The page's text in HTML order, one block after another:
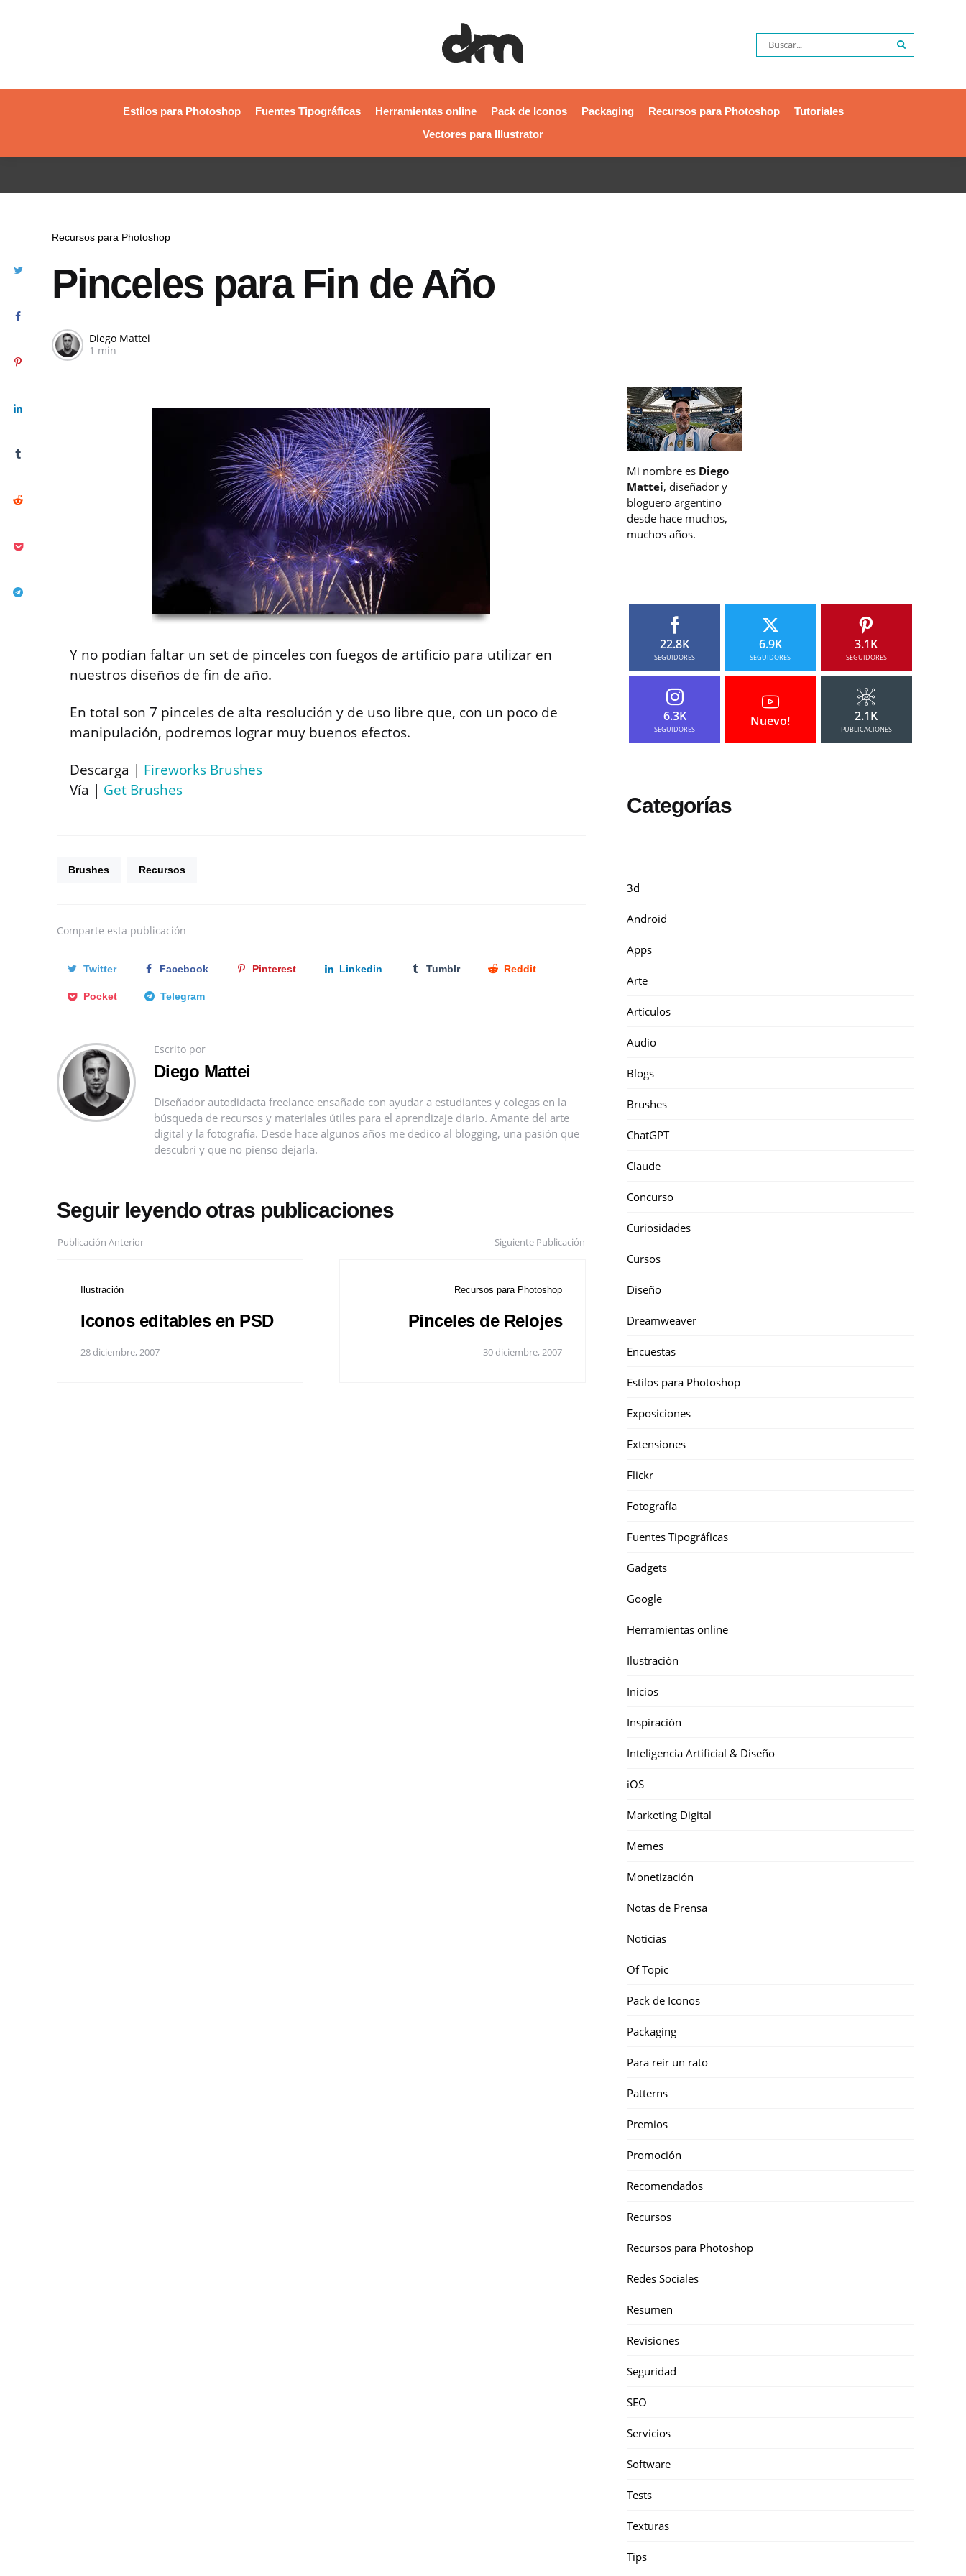
Estilos para Photoshop Fuentes Tipográficas Herramientas online Pack de Iconos Packaging Recursos para Photoshop
Tutoriales
Vectores para Illustrator
Recursos para Photoshop
Pinceles para Fin de Año
Diego Mattei
1 min
Y no podían faltar un set de pinceles con fuegos de artificio para utilizar en
nuestros diseños de fin de año.
En total son 7 pinceles de alta resolución y de uso libre que, con un poco de
manipulación, podremos lograr muy buenos efectos.
Descarga | Fireworks Brushes
Vía | Get Brushes
Brushes Recursos
Comparte esta publicación
Twitter Facebook Pinterest Linkedin Tumblr Reddit
Pocket Telegram
Escrito por
Diego Mattei
Diseñador autodidacta freelance ensañado con ayudar a estudiantes y colegas en la
búsqueda de recursos y materiales útiles para el aprendizaje diario. Amante del arte
digital y la fotografía. Desde hace algunos años me dedico al blogging, una pasión que
descubrí y que no pienso dejarla.
Seguir leyendo otras publicaciones
Publicación Anterior
Ilustración
Iconos editables en PSD
28 diciembre, 2007
Siguiente Publicación
Recursos para Photoshop
Pinceles de Relojes
30 diciembre, 2007
Mi nombre es Diego
Mattei, diseñador y
bloguero argentino
desde hace muchos,
muchos años.
22.8K
SEGUIDORES
6.9K
SEGUIDORES
3.1K
SEGUIDORES
6.3K
SEGUIDORES
Nuevo! 2.1K
PUBLICACIONES
Categorías
3d
Android
Apps
Arte
Artículos
Audio
Blogs
Brushes
ChatGPT
Claude
Concurso
Curiosidades
Cursos
Diseño
Dreamweaver
Encuestas
Estilos para Photoshop
Exposiciones
Extensiones
Flickr
Fotografía
Fuentes Tipográficas
Gadgets
Google
Herramientas online
Ilustración
Inicios
Inspiración
Inteligencia Artificial & Diseño
iOS
Marketing Digital
Memes
Monetización
Notas de Prensa
Noticias
Of Topic
Pack de Iconos
Packaging
Para reir un rato
Patterns
Premios
Promoción
Recomendados
Recursos
Recursos para Photoshop
Redes Sociales
Resumen
Revisiones
Seguridad
SEO
Servicios
Software
Tests
Texturas
Tips